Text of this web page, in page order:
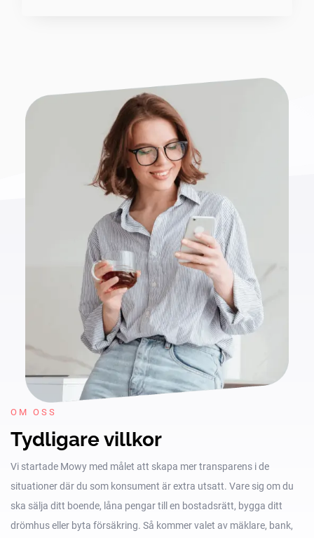
OM OSS
Tydligare villkor
Vi startade Mowy med målet att skapa mer transparens i de
situationer där du som konsument är extra utsatt. Vare sig om du
ska sälja ditt boende, låna pengar till en bostadsrätt, bygga ditt
drömhus eller byta försäkring. Så kommer valet av mäklare, bank,